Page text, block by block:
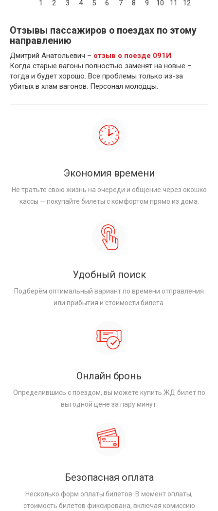
1 2 3 4 5 6 7 8 9 10 11 12
Отзывы пассажиров о поездах по этому
направлению
Дмитрий Анатольевич – отзыв о поезде 091И:
Когда старые вагоны полностью заменят на новые –
тогда и будет хорошо. Все проблемы только из-за
убитых в хлам вагонов. Персонал молодцы.
Экономия времени
Не тратьте свою жизнь на очереди и общение через окошко
кассы — покупайте билеты с комфортом прямо из дома.
Удобный поиск
Подберём оптимальный вариант по времени отправления
или прибытия и стоимости билета.
Онлайн бронь
Определившись с поездом, вы можете купить ЖД билет по
выгодной цене за пару минут.
Безопасная оплата
Несколько форм оплаты билетов. В момент оплаты,
стоимость билетов фиксирована, включая комиссию